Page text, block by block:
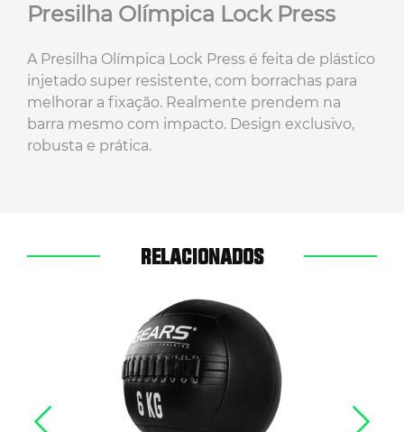
Presilha Olímpica Lock Press
A Presilha Olímpica Lock Press é feita de plástico
injetado super resistente, com borrachas para
melhorar a fixação. Realmente prendem na
barra mesmo com impacto. Design exclusivo,
robusta e prática.
RELACIONADOS